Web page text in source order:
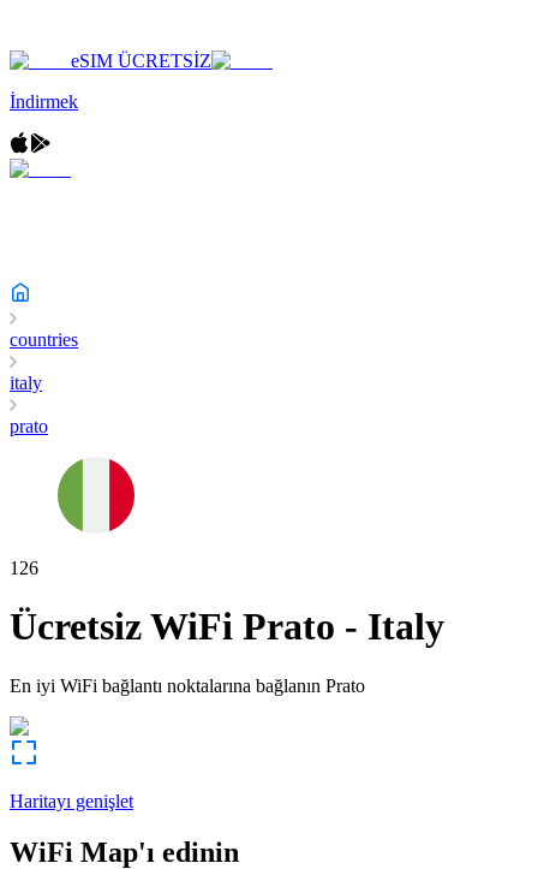
eSIM ÜCRETSİZ
İndirmek
countries
italy
prato
126
Ücretsiz WiFi Prato - Italy
En iyi WiFi bağlantı noktalarına bağlanın Prato
Haritayı genişlet
WiFi Map'ı edinin